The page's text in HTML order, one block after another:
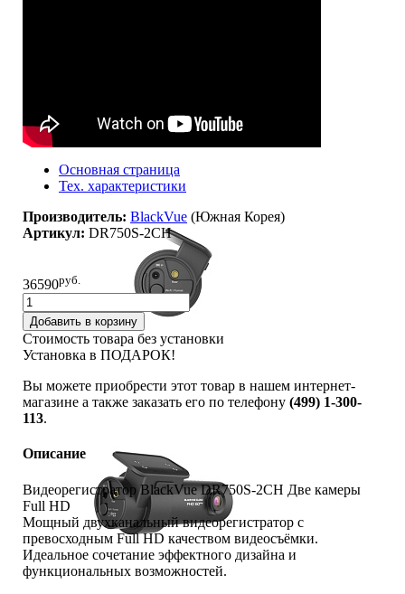
Основная страница
Тех. характеристики
Производитель: BlackVue (Южная Корея)
Артикул: DR750S-2CH
36590руб.
Добавить в корзину
Стоимость товара без установки
Установка в ПОДАРОК!
Вы можете приобрести этот товар в нашем интернет-
магазине а также заказать его по телефону (499) 1-300-
113.
Описание
Видеорегистратор BlackVue DR750S-2CH Две камеры
Full HD
Мощный двухканальный видеорегистратор с
превосходным Full HD качеством видеосъёмки.
Идеальное сочетание эффектного дизайна и
функциональных возможностей.